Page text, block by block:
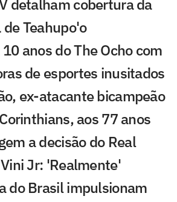
detalham cobertura da
Teahupo'o
anos do The Ocho com
de esportes inusitados
ex-atacante bicampeão
aos 77 anos
a decisão do Real
Jr: 'Realmente'
do Brasil impulsionam